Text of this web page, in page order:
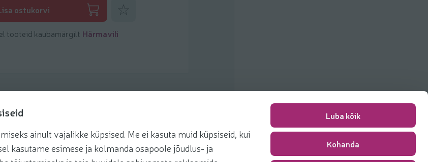
ainult vajalikke küpsised. Me ei kasuta muid küpsiseid, kui
kasutame esimese ja kolmanda osapoole jõudlus- ja
Luba kõik
Kohanda
ostukorvi
tooteid kaubamärgilt Härmavili